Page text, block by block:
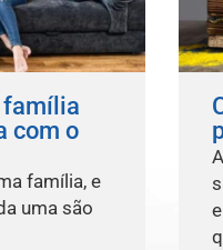
família
com o
família, e
uma são